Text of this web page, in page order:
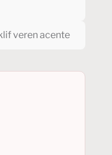
veren acente